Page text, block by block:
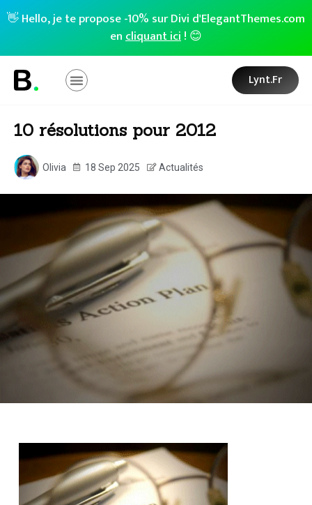
👋 Hello, je te propose -10% sur Divi d'ElegantThemes.com
encliquant ici! 😊
Lynt.fr
10 résolutions pour 2012
Olivia 18 Sep 2025 Actualités